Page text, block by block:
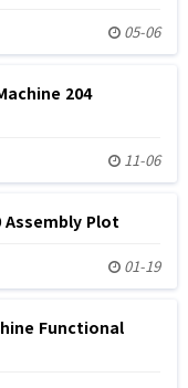
05-06
204
11-06
Assembly Plot
01-19
Functional